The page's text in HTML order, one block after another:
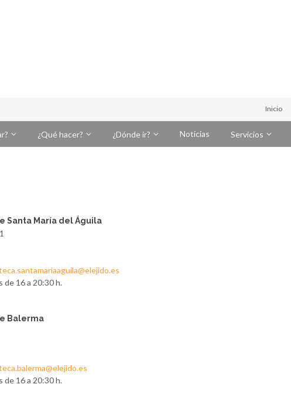
Inicio
¿Qué hacer? ¿Dónde ir? Noticias Servicios
Santa María del Águila
de 16 a 20:30 h.
Balerma
de 16 a 20:30 h.